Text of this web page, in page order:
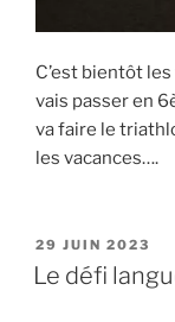
C’est bientôt
vais passer en
va faire le
les vacances….
PUBLIÉ
LE
29 JUIN 2023
Le défi